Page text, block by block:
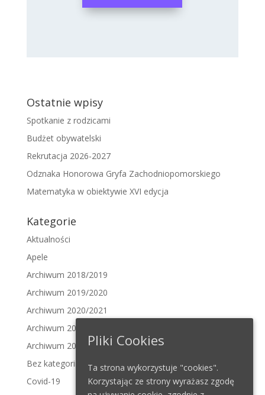
Ostatnie wpisy
Spotkanie z rodzicami
Budżet obywatelski
Rekrutacja 2026-2027
Odznaka Honorowa Gryfa Zachodniopomorskiego
Matematyka w obiektywie XVI edycja
Kategorie
Aktualności
Apele
Archiwum 2018/2019
Archiwum 2019/2020
Archiwum 2020/2021
Archiwum 2021/2022
Archiwum 2022/2023
Bez kategorii
Covid-19
Pliki Cookies
Ta strona wykorzystuje "cookies".
Korzystając ze strony wyrażasz zgodę